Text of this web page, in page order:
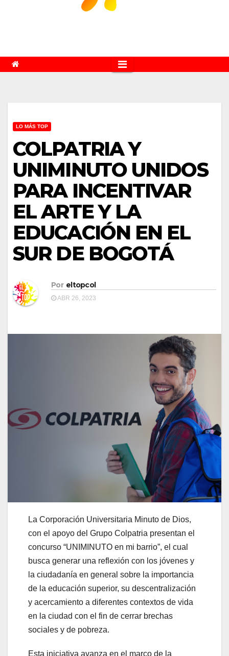
LO MÁS TOP
COLPATRIA Y
UNIMINUTO UNIDOS
PARA INCENTIVAR
EL ARTE Y LA
EDUCACIÓN EN EL
SUR DE BOGOTÁ
Por eltopcol
ABR 26, 2023
La Corporación Universitaria Minuto de Dios,
con el apoyo del Grupo Colpatria presentan el
concurso “UNIMINUTO en mi barrio”, el cual
busca generar una reflexión con los jóvenes y
la ciudadanía en general sobre la importancia
de la educación superior, su descentralización
y acercamiento a diferentes contextos de vida
en la ciudad con el fin de cerrar brechas
sociales y de pobreza.
Esta iniciativa avanza en el marco de la